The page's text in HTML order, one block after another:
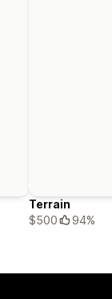
Terrain
$500
94%